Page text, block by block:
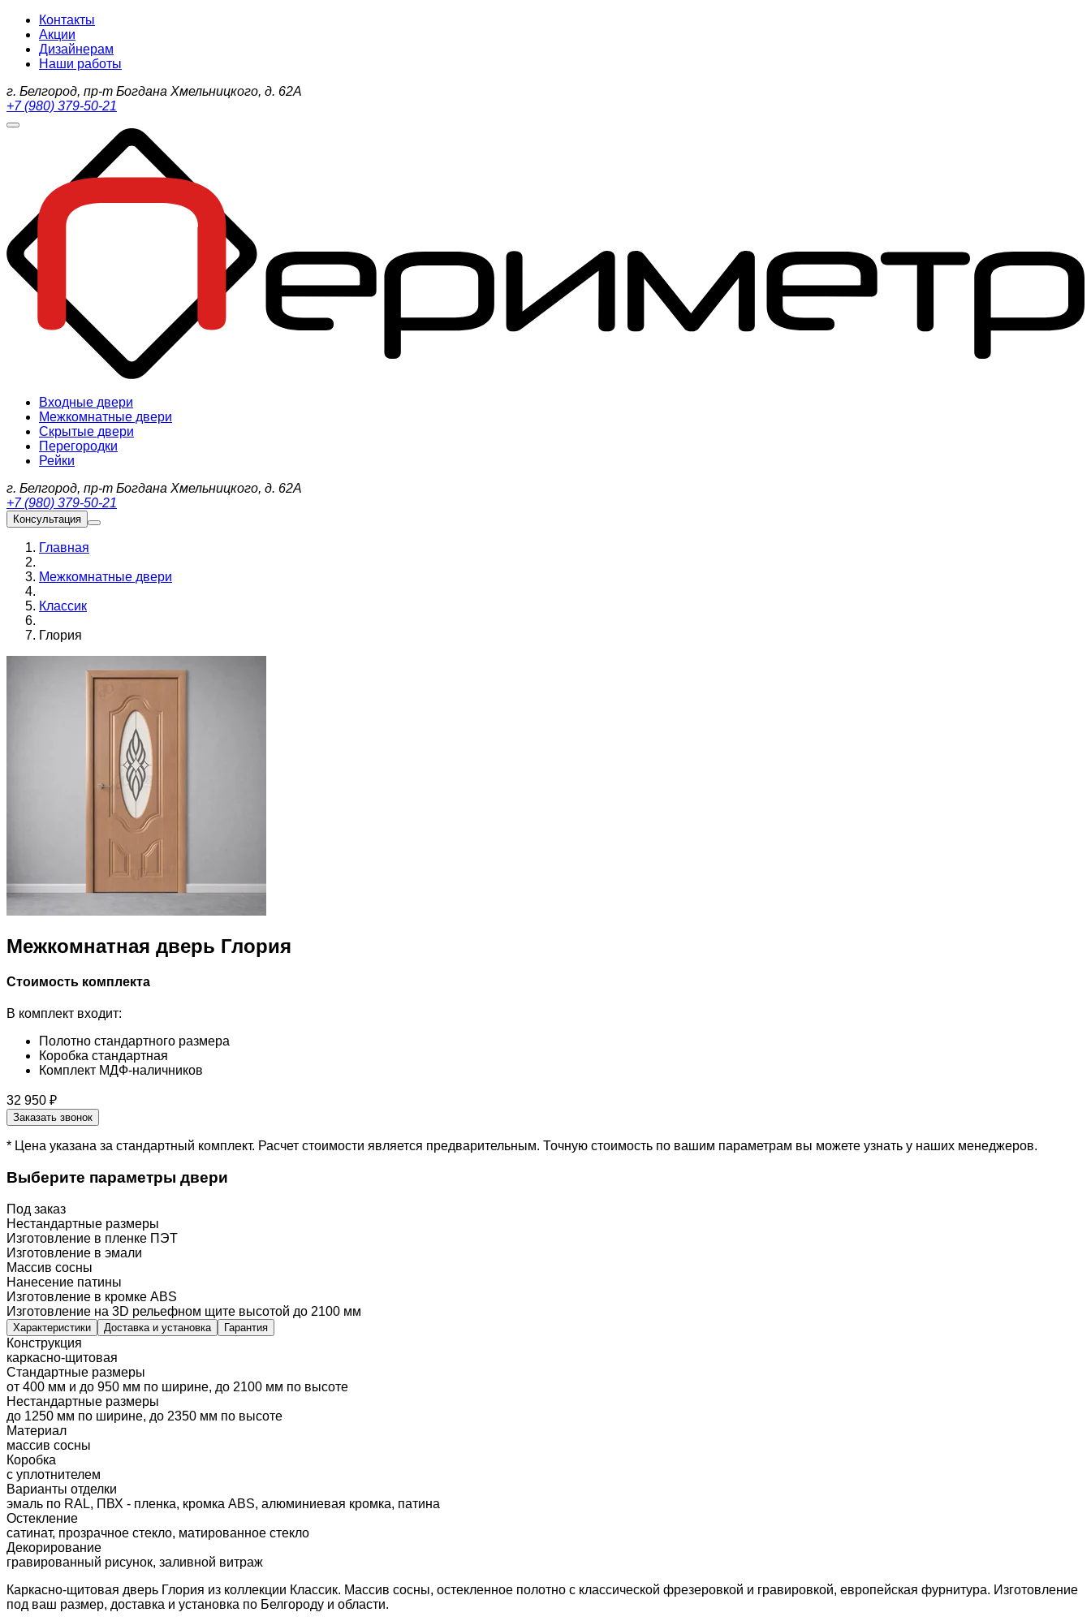
Контакты
Акции
Дизайнерам
Наши работы
г. Белгород, пр-т Богдана Хмельницкого, д. 62А
+7 (980) 379-50-21
Входные двери
Межкомнатные двери
Скрытые двери
Перегородки
Рейки
г. Белгород, пр-т Богдана Хмельницкого, д. 62А
+7 (980) 379-50-21
Консультация
Главная
Межкомнатные двери
Классик
Глория
Межкомнатная дверь Глория
Стоимость комплекта
В комплект входит:
Полотно стандартного размера
Коробка стандартная
Комплект МДФ-наличников
32 950 ₽
Заказать звонок
* Цена указана за стандартный комплект. Расчет стоимости является предварительным. Точную стоимость по вашим параметрам вы можете узнать у наших менеджеров.
Выберите параметры двери
Под заказ
Нестандартные размеры
Изготовление в пленке ПЭТ
Изготовление в эмали
Массив сосны
Нанесение патины
Изготовление в кромке ABS
Изготовление на 3D рельефном щите высотой до 2100 мм
Характеристики Доставка и установка Гарантия
Конструкция
каркасно-щитовая
Стандартные размеры
от 400 мм и до 950 мм по ширине, до 2100 мм по высоте
Нестандартные размеры
до 1250 мм по ширине, до 2350 мм по высоте
Материал
массив сосны
Коробка
с уплотнителем
Варианты отделки
эмаль по RAL, ПВХ - пленка, кромка ABS, алюминиевая кромка, патина
Остекление
сатинат, прозрачное стекло, матированное стекло
Декорирование
гравированный рисунок, заливной витраж
Каркасно-щитовая дверь Глория из коллекции Классик. Массив сосны, остекленное полотно с классической фрезеровкой и гравировкой, европейская фурнитура. Изготовление
под ваш размер, доставка и установка по Белгороду и области.